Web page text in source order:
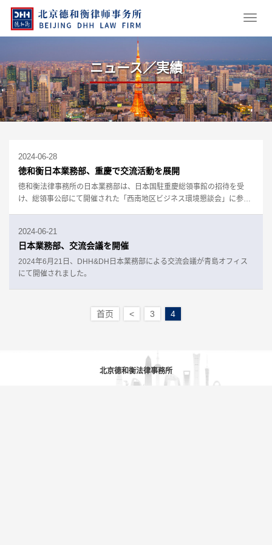
ニュース／実績
2024-06-28
徳和衡日本業務部、重慶で交流活動を展開
徳和衡法律事務所の日本業務部は、日本国駐重慶総領事館の招待を受
け、総領事公邸にて開催された「西南地区ビジネス環境懇談会」に参加
2024-06-21
日本業務部、交流会議を開催
2024年6月21日、DHH&DH日本業務部による交流会議が青島オフィス
にて開催されました。
首页 < 3 4
北京德和衡法律事務所